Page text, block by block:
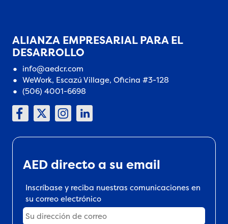
ALIANZA EMPRESARIAL PARA EL
DESARROLLO
info@aedcr.com
WeWork, Escazú Village, Oficina #3-128
(506) 4001-6698
AED directo a su email
Inscríbase y reciba nuestras comunicaciones en
su correo electrónico